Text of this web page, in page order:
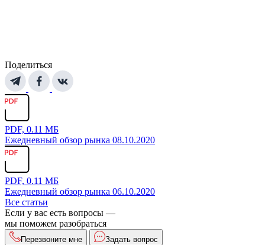
Поделиться
PDF, 0.11 МБ
Ежедневный обзор рынка 08.10.2020
PDF, 0.11 МБ
Ежедневный обзор рынка 06.10.2020
Все статьи
Если у вас есть вопросы —
мы поможем разобраться
Перезвоните мне Задать вопрос